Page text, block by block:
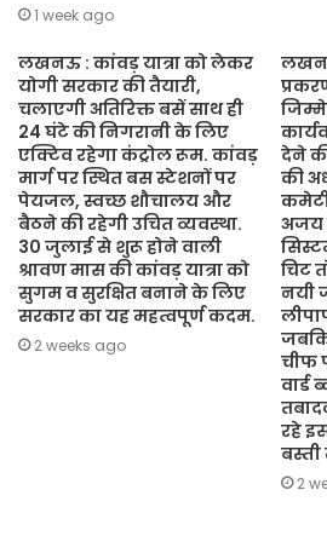
1 week ago
लखनऊ : कांवड़ यात्रा को लेकर
योगी सरकार की तैयारी,
चलाएगी अतिरिक्त बसें साथ ही
24 घंटे की निगरानी के लिए
एक्टिव रहेगा कंट्रोल रूम. कांवड़
मार्ग पर स्थित बस स्टेशनों पर
पेयजल, स्वच्छ शौचालय और
बैठने की रहेगी उचित व्यवस्था.
30 जुलाई से शुरू होने वाली
श्रावण मास की कांवड़ यात्रा को
सुगम व सुरक्षित बनाने के लिए
सरकार का यह महत्वपूर्ण कदम.
2 weeks ago
देने
की
कमेटी
अजय
चिट
नयी
जबकि
चीफ
वार्ड
रहे
2